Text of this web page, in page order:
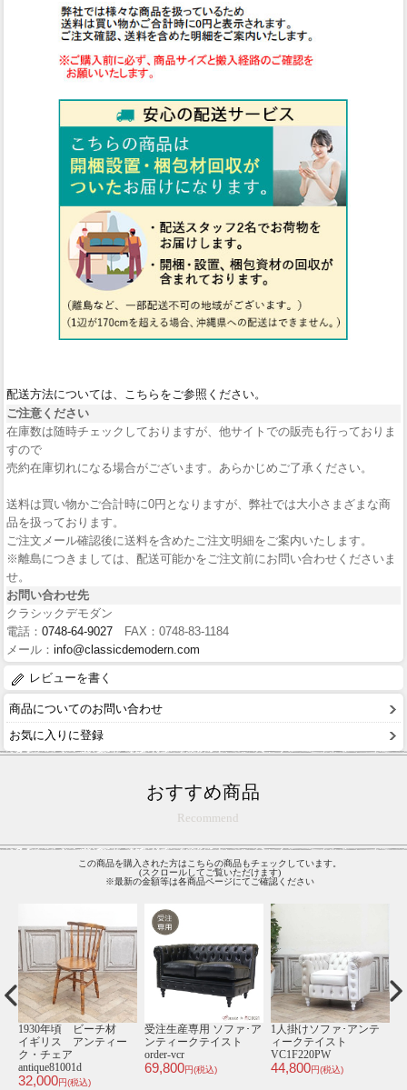
配送方法については、こちらをご参照ください。
ご注意ください
在庫数は随時チェックしておりますが、他サイトでの販売も行っておりま
すので
売約在庫切れになる場合がございます。あらかじめご了承ください。
送料は買い物かご合計時に0円となりますが、弊社では大小さまざまな商
品を扱っております。
ご注文メール確認後に送料を含めたご注文明細をご案内いたします。
※離島につきましては、配送可能かをご注文前にお問い合わせくださいま
せ。
お問い合わせ先
クラシックデモダン
電話： 0748-64-9027 FAX：0748-83-1184
メール： info@classicdemodern.com
レビューを書く
商品についてのお問い合わせ
お気に入りに登録
おすすめ商品
Recommend
この商品を購入された方はこちらの商品もチェックしています。
(スクロールしてご覧いただけます)
※最新の金額等は各商品ページにてご確認ください
1930年頃 ビーチ材
イギリス アンティー
ク・チェア
antique81001d
32,000円(税込)
受注生産専用 ソファ･ア
ンティークテイスト
order-vcr
69,800円(税込)
1人掛けソファ･アンテ
ィークテイスト
VC1F220PW
44,800円(税込)